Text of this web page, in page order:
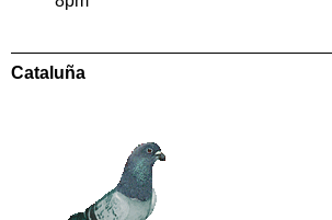
Cataluña